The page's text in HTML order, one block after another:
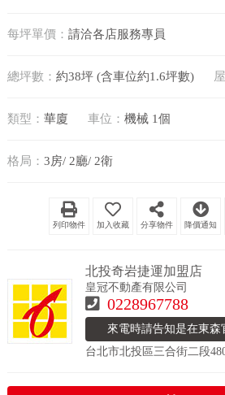
每坪單價： 請洽各店服務專員
總坪數： 約38坪 (含車位約1.6坪數)
類型： 華廈 車位： 機械 1個
格局： 3房/ 2廳/ 2衛
列印物件 分享物件 降價通知
北投奇岩捷運加盟店
皇冠不動產有限公司
0228967788
來電時請告知是在東森
台北市北投區三合街二段